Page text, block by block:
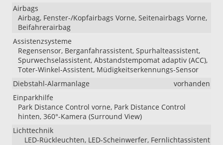
Airbags
Airbag, Fenster-/Kopfairbags Vorne, Seitenairbags Vorne,
Beifahrerairbag
Assistenzsysteme
Regensensor, Berganfahrassistent, Spurhalteassistent,
Spurwechselassistent, Abstandstempomat adaptiv (ACC),
Toter-Winkel-Assistent, Müdigkeitserkennungs-Sensor
Diebstahl-Alarmanlage
vorhanden
Einparkhilfe
Park Distance Control vorne, Park Distance Control
hinten, 360°-Kamera (Surround View)
Lichttechnik
LED-Rückleuchten, LED-Scheinwerfer, Fernlichtassistent